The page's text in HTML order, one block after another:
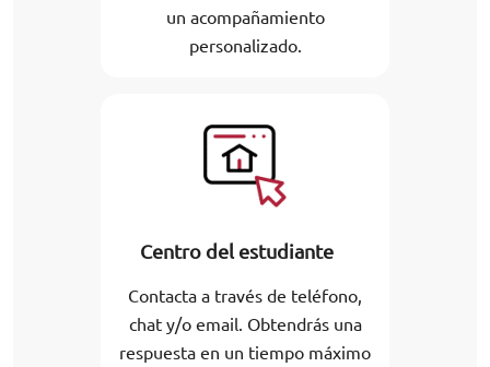
un acompañamiento
personalizado.
Centro del estudiante
Contacta a través de teléfono,
chat y/o email. Obtendrás una
respuesta en un tiempo máximo